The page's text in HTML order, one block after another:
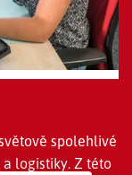
spolehlivé
logistiky. Z této